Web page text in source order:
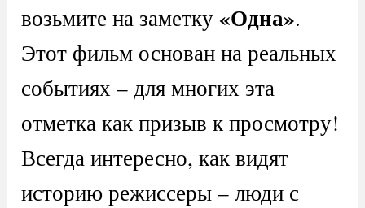
возьмите на заметку «Одна».
Этот фильм основан на реальных
событиях – для многих эта
отметка как призыв к просмотру!
Всегда интересно, как видят
историю режиссеры – люди с